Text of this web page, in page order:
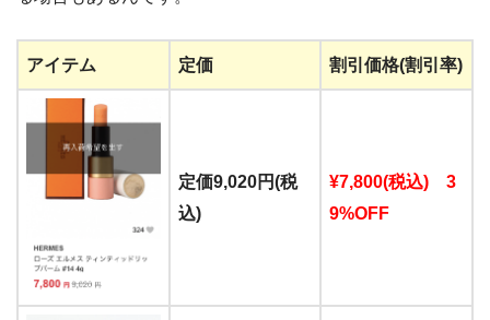
アイテム 定価 割引価格(割引率)
定価9,020円(税
込)
¥7,800(税込) 3
9%OFF